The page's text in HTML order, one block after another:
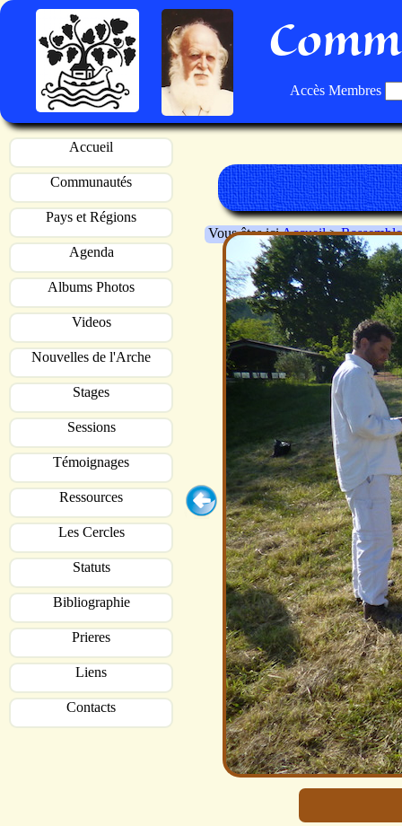
Accès Membres
Accueil
Communautés
Pays et Régions
Agenda
Albums Photos
Videos
Nouvelles de l'Arche
Stages
Sessions
Témoignages
Ressources
Les Cercles
Statuts
Bibliographie
Prieres
Liens
Contacts
Vous êtes iciAccueil>